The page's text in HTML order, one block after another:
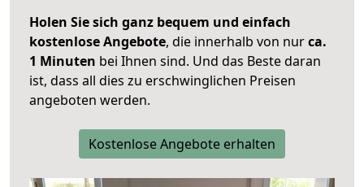
Holen Sie sich ganz bequem und einfach
kostenlose Angebote, die innerhalb von nurca.
1 Minuten bei Ihnen sind. Und das Beste daran
ist, dass all dies zu erschwinglichen Preisen
angeboten werden.
Kostenlose Angebote erhalten